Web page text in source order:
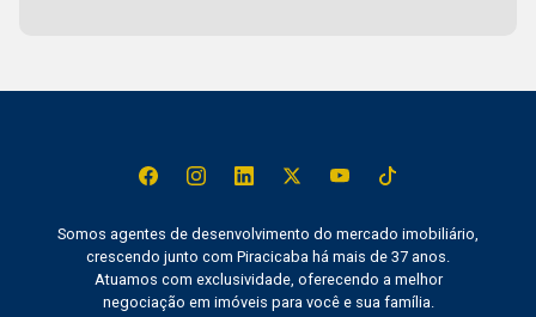
Somos agentes de desenvolvimento do mercado imobiliário,
crescendo junto com Piracicaba há mais de 37 anos.
Atuamos com exclusividade, oferecendo a melhor
negociação em imóveis para você e sua família.